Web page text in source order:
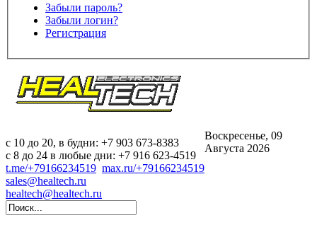
Забыли пароль?
Забыли логин?
Регистрация
c 10 до 20, в будни: +7 903 673-8383
с 8 до 24 в любые дни: +7 916 623-4519
t.me/+79166234519 max.ru/+79166234519
sales@healtech.ru
healtech@healtech.ru
Воскресенье, 09
Августа 2026